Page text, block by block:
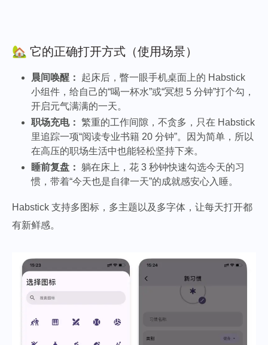
🏡 它的正确打开方式（使用场景）
晨间唤醒：
起床后，瞥一眼手机桌面上的 Habstick
小组件，给自己的“喝一杯水”或“冥想 5 分钟”打个勾，
开启元气满满的一天。
职场充电： 繁重的工作间隙，不贪多，只在 Habstick
里追踪一项“阅读专业书籍 20 分钟”。因为简单，所以
在高压的职场生活中也能轻松坚持下来。
睡前复盘： 躺在床上，花 3 秒钟快速勾选今天的习
惯，带着“今天也是自律一天”的成就感安心入睡。
Habstick 支持多图标，多主题以及多字体，让每天打开都
有新鲜感。